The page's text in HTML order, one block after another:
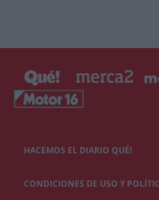
HACEMOS EL DIARIO QUÉ!
CONDICIONES DE USO Y